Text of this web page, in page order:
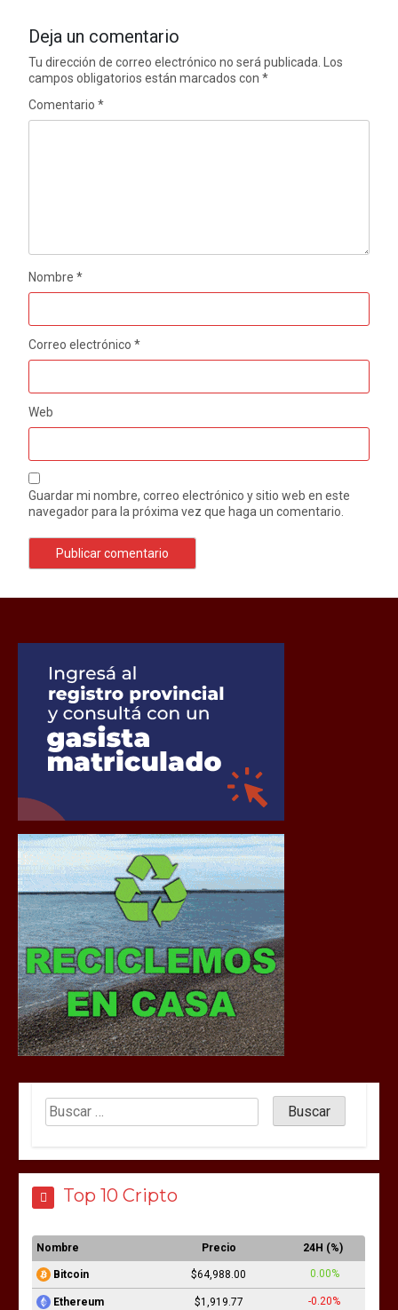
Deja un comentario
Tu dirección de correo electrónico no será publicada.
Los
campos obligatorios están marcados con*
Comentario*
Nombre*
Correo electrónico*
Web
Guardar mi nombre, correo electrónico y sitio web en este
navegador para la próxima vez que haga un comentario.
Top 10 Cripto
Nombre Precio 24H (%)
Bitcoin $64,988.00 0.00%
Ethereum $1,919.77 -0.20%